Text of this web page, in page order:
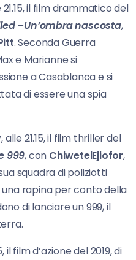
21.15, il film drammatico del
–Un’ombra nascosta,
. Seconda Guerra
e Marianne si
a Casablanca e si
di essere una spia
, alle 21.15, il film thriller del
999, con ChiwetelEjiofor,
squadra di poliziotti
rapina per conto della
di lanciare un 999, il
il film d’azione del 2019, di